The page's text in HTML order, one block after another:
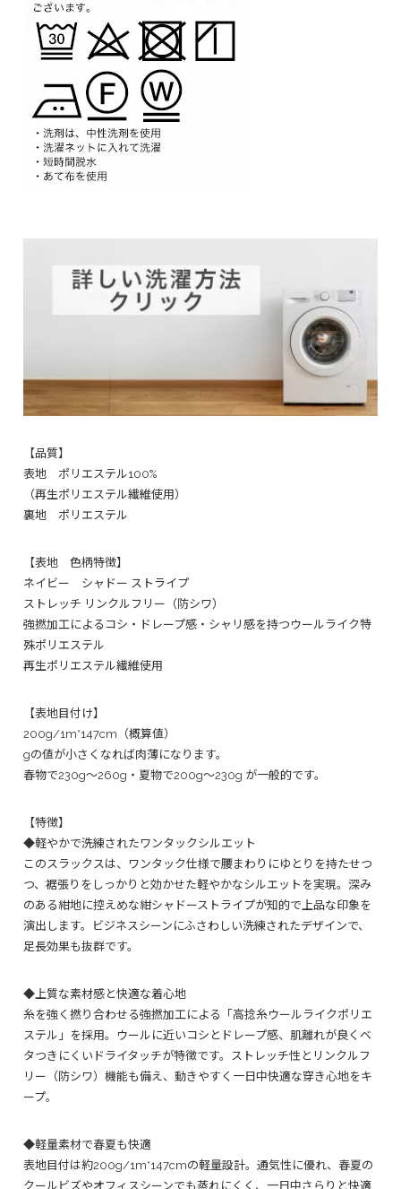
【品質】
表地 ポリエステル100%
（再生ポリエステル繊維使用）
裏地 ポリエステル
【表地 色柄特徴】
ネイビー シャドー ストライプ
ストレッチ リンクルフリー（防シワ）
強撚加工によるコシ・ドレープ感・シャリ感を持つウールライク特
殊ポリエステル
再生ポリエステル繊維使用
【表地目付け】
200g/1m*147cm（概算値）
gの値が小さくなれば肉薄になります。
春物で230g〜260g・夏物で200g〜230g が一般的です。
【特徴】
◆軽やかで洗練されたワンタックシルエット
このスラックスは、ワンタック仕様で腰まわりにゆとりを持たせつ
つ、裾張りをしっかりと効かせた軽やかなシルエットを実現。深み
のある紺地に控えめな紺シャドーストライプが知的で上品な印象を
演出します。ビジネスシーンにふさわしい洗練されたデザインで、
足長効果も抜群です。
◆上質な素材感と快適な着心地
糸を強く撚り合わせる強撚加工による「高捻糸ウールライクポリエ
ステル」を採用。ウールに近いコシとドレープ感、肌離れが良くベ
タつきにくいドライタッチが特徴です。ストレッチ性とリンクルフ
リー（防シワ）機能も備え、動きやすく一日中快適な穿き心地をキ
ープ。
◆軽量素材で春夏も快適
表地目付は約200g/1m*147cmの軽量設計。通気性に優れ、春夏の
クールビズやオフィスシーンでも蒸れにくく、一日中さらりと快適